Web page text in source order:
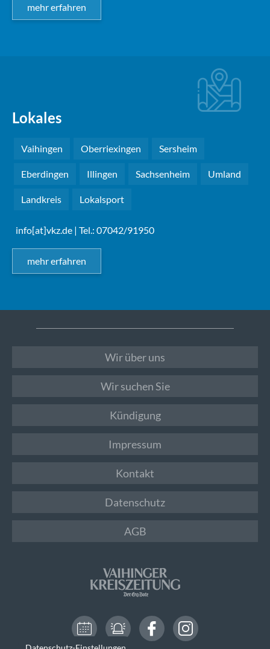
mehr erfahren
Lokales
Vaihingen Oberriexingen Sersheim
Eberdingen Illingen Sachsenheim Umland
Landkreis Lokalsport
info[at]vkz.de | Tel.: 07042/91950
mehr erfahren
Wir über uns
Wir suchen Sie
Kündigung
Impressum
Kontakt
Datenschutz
AGB